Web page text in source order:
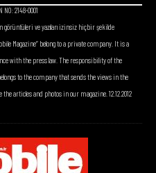
NO: 2148-0001
görüntüleri ve yazıları izinsiz hiçbir şekilde
Magazine” belong to a private company. It is a
with the press law. The responsibility of the
to the company that sends the views in the
articles and photos in our magazine. 12.12.2012